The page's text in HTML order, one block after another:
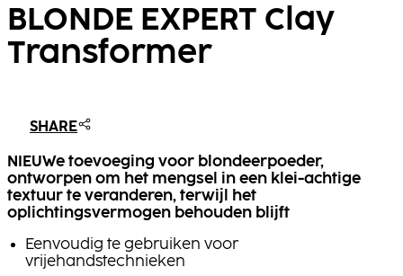
BLONDE EXPERT Clay
Transformer
SHARE
NIEUWe toevoeging voor blondeerpoeder,
ontworpen om het mengsel in een klei-achtige
textuur te veranderen, terwijl het
oplichtingsvermogen behouden blijft
Eenvoudig te gebruiken voor
vrijehandstechnieken